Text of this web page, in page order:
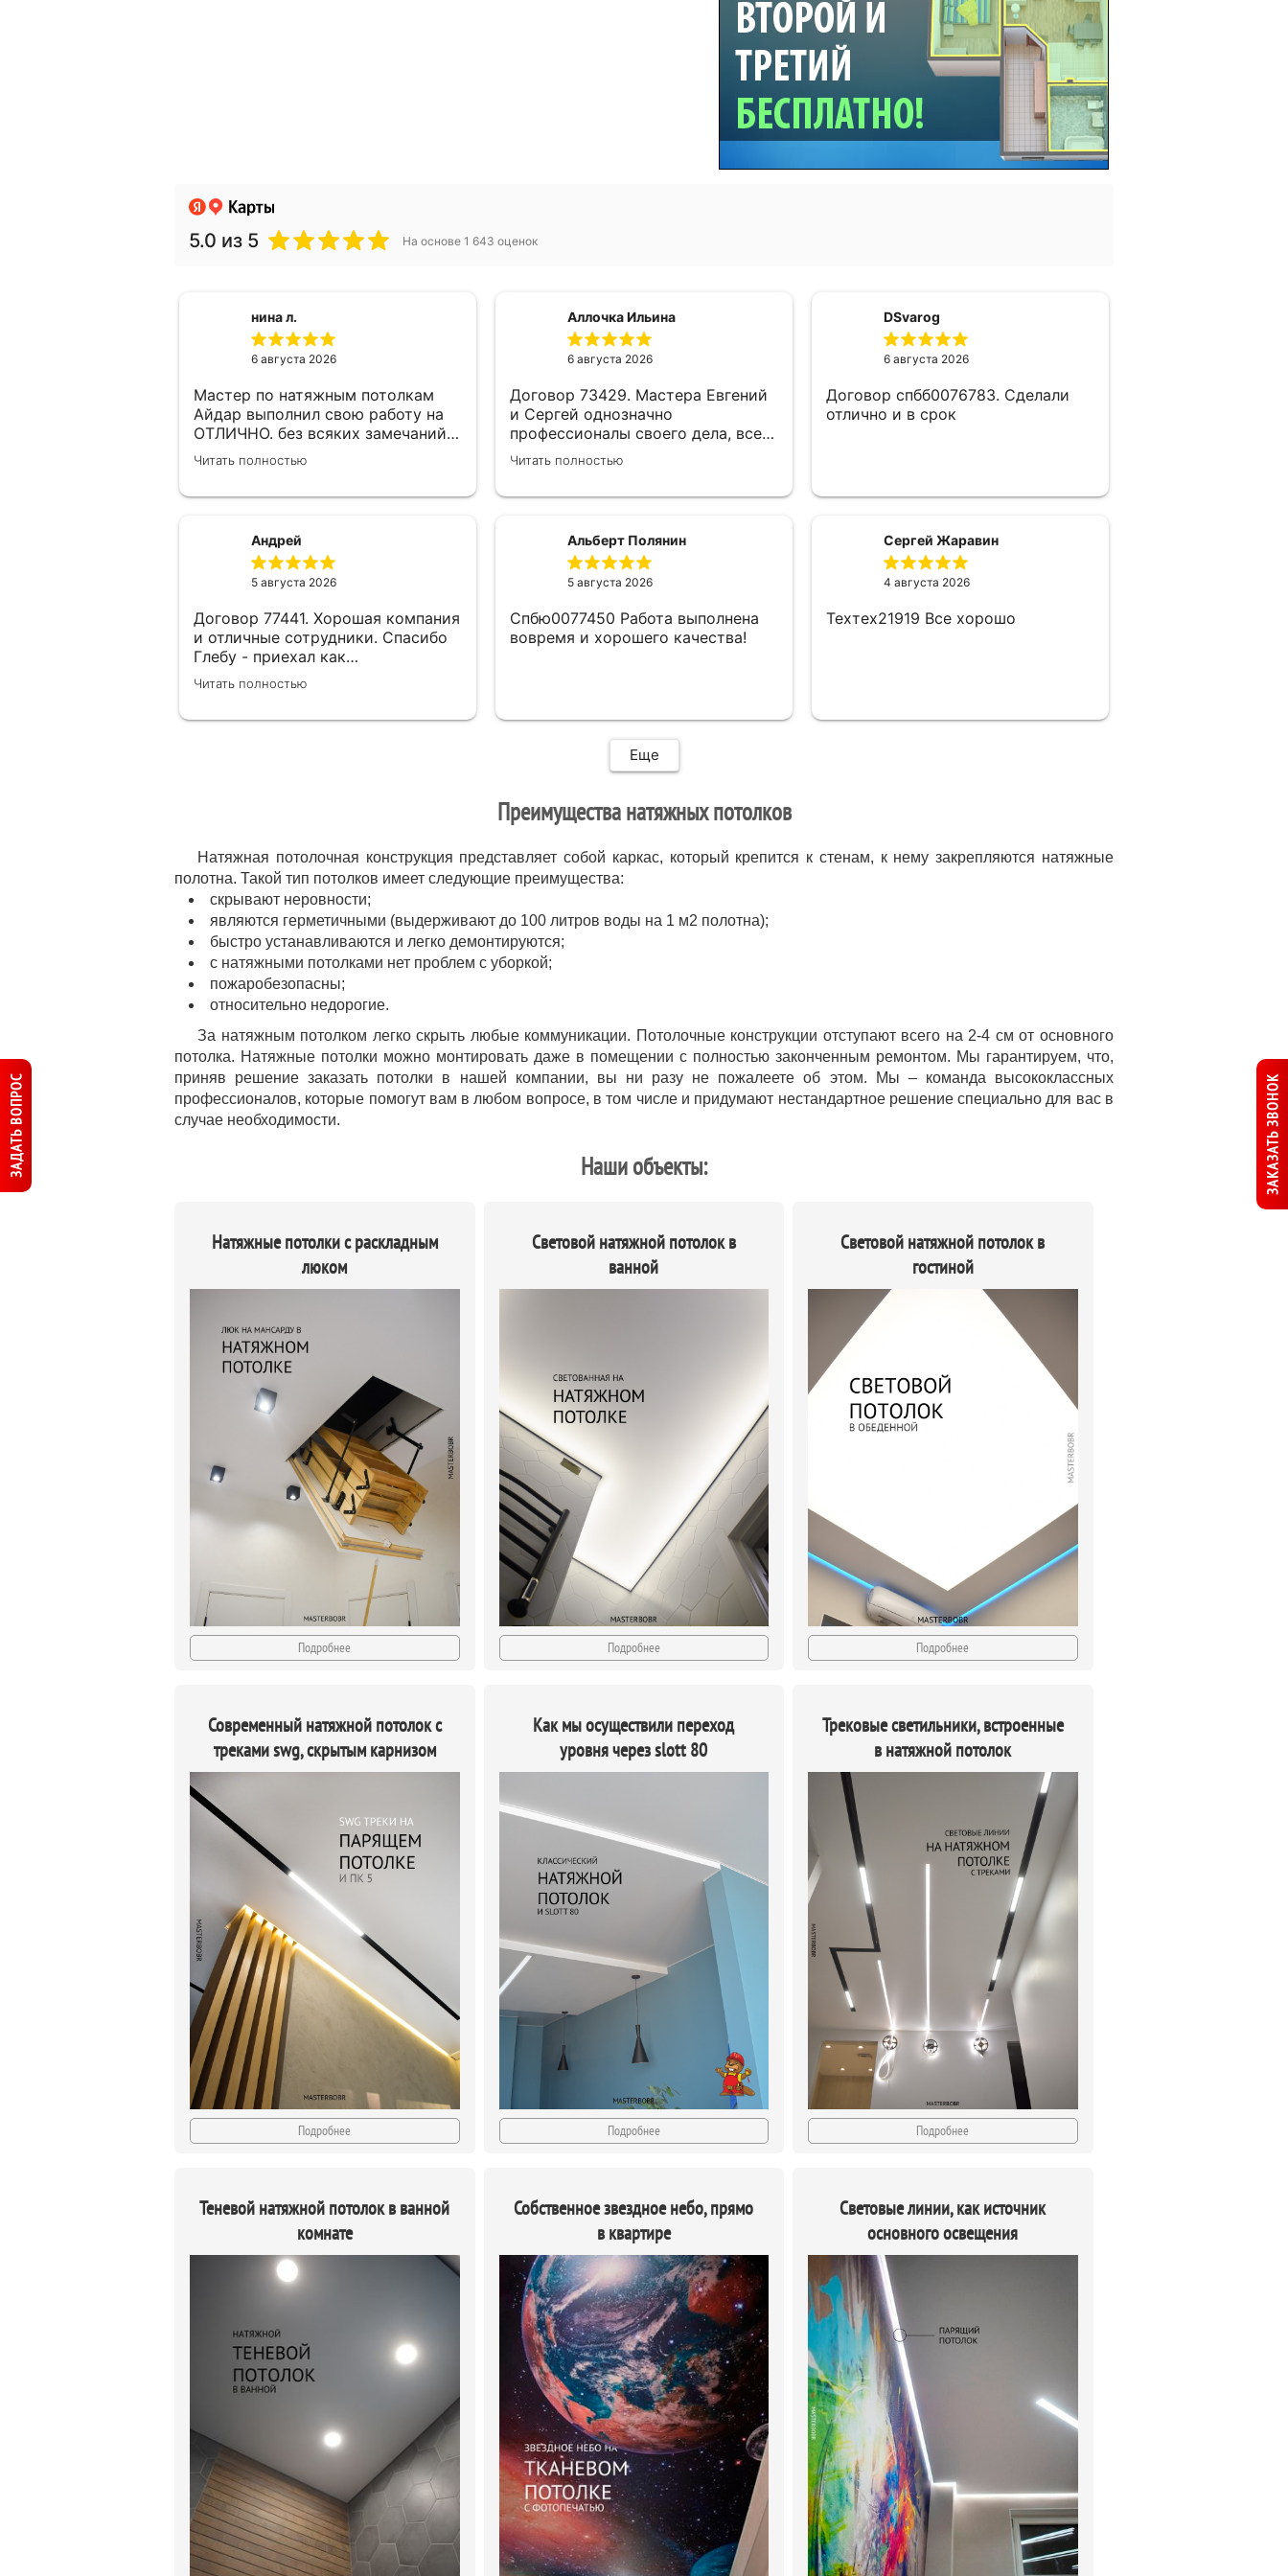
5.0 из 5 На основе 1 643 оценок
нина л.
6 августа 2026
Мастер по натяжным потолкам
Айдар выполнил свою работу на
ОТЛИЧНО. без всяких замечаний,
качественно , быстро,
интеллигентно. Спасибо.
Читать полностью
Аллочка Ильина
6 августа 2026
Договор 73429. Мастера Евгений
и Сергей однозначно
профессионалы своего дела, все
сделали быстро, чисто и
качественно и ответили на всё
Читать полностью
DSvarog
6 августа 2026
Договор спбб0076783. Сделали
отлично и в срок
Андрей
5 августа 2026
Договор 77441. Хорошая компания
и отличные сотрудники. Спасибо
Глебу - приехал как
договаривались, замерил, все
рассказал и рассчитал. И
Читать полностью
Альберт Полянин
5 августа 2026
Спбю0077450 Работа выполнена
вовремя и хорошего качества!
Сергей Жаравин
4 августа 2026
Техтех21919 Все хорошо
Еще
Преимущества натяжных потолков
Натяжная потолочная конструкция представляет собой каркас, который крепится к стенам, к нему закрепляются натяжные
полотна. Такой тип потолков имеет следующие преимущества:
скрывают неровности;
являются герметичными (выдерживают до 100 литров воды на 1 м2 полотна);
быстро устанавливаются и легко демонтируются;
с натяжными потолками нет проблем с уборкой;
пожаробезопасны;
относительно недорогие.
За натяжным потолком легко скрыть любые коммуникации. Потолочные конструкции отступают всего на 2-4 см от основного
потолка. Натяжные потолки можно монтировать даже в помещении с полностью законченным ремонтом. Мы гарантируем, что,
приняв решение заказать потолки в нашей компании, вы ни разу не пожалеете об этом. Мы – команда высококлассных
профессионалов, которые помогут вам в любом вопросе, в том числе и придумают нестандартное решение специально для вас в
случае необходимости.
Наши объекты:
Натяжные потолки с раскладным
люком
Подробнее
Световой натяжной потолок в
ванной
Подробнее
Световой натяжной потолок в
гостиной
Подробнее
Современный натяжной потолок с
треками swg, скрытым карнизом
Подробнее
Как мы осуществили переход
уровня через slott 80
Подробнее
Трековые светильники, встроенные
в натяжной потолок
Подробнее
Теневой натяжной потолок в ванной
комнате
Собственное звездное небо, прямо
в квартире
Световые линии, как источник
основного освещения
ЗАКАЗАТЬ ЗВОНОК
ЗАДАТЬ ВОПРОС